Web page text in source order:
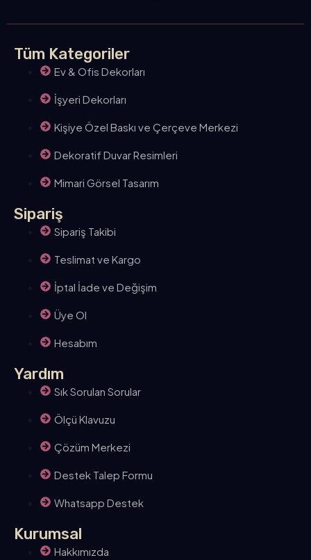
Tüm Kategoriler
Ev & Ofis Dekorları
İşyeri Dekorları
Kişiye Özel Baskı ve Çerçeve Merkezi
Dekoratif Duvar Resimleri
Mimari Görsel Tasarım
Sipariş
Sipariş Takibi
Teslimat ve Kargo
İptal İade ve Değişim
Üye Ol
Hesabım
Yardım
Sık Sorulan Sorular
Ölçü Klavuzu
Çözüm Merkezi
Destek Talep Formu
Whatsapp Destek
Kurumsal
Hakkımızda